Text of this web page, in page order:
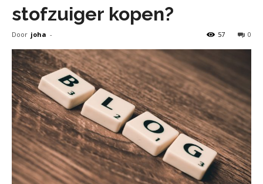
stofzuiger kopen?
Door joha - 0
57